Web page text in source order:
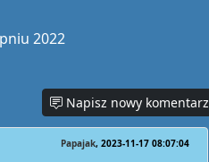
2022
Napisz nowy komentarz
Papajak 2023-11-17 08:07:04